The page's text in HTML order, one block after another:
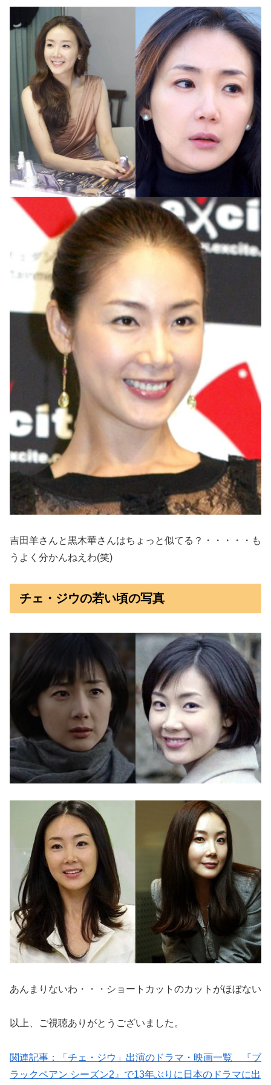
吉田羊さんと黒木華さんはちょっと似てる？・・・・・も
うよく分かんねえわ(笑)
チェ・ジウの若い頃の写真
あんまりないわ・・・ショートカットのカットがほぼない
以上、ご視聴ありがとうございました。
関連記事：「チェ・ジウ」出演のドラマ・映画一覧 『ブ
ラックペアン シーズン2』で13年ぶりに日本のドラマに出